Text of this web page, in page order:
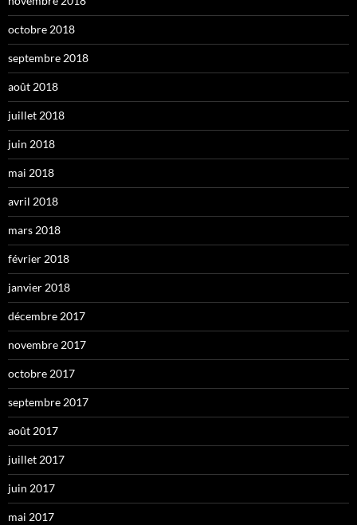
octobre 2018
septembre 2018
août 2018
juillet 2018
juin 2018
mai 2018
avril 2018
mars 2018
février 2018
janvier 2018
décembre 2017
novembre 2017
octobre 2017
septembre 2017
août 2017
juillet 2017
juin 2017
mai 2017